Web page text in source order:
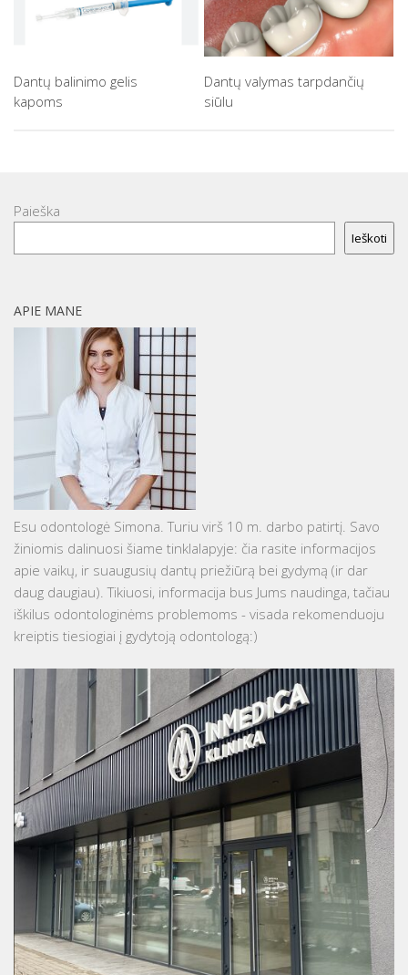
Dantų balinimo gelis
kapoms
Dantų valymas tarpdančių
siūlu
Paieška
Ieškoti
APIE MANE
Esu odontologė Simona. Turiu virš 10 m. darbo patirtį. Savo
žiniomis dalinuosi šiame tinklalapyje: čia rasite informacijos
apie vaikų, ir suaugusių dantų priežiūrą bei gydymą (ir dar
daug daugiau). Tikiuosi, informacija bus Jums naudinga, tačiau
iškilus odontologinėms problemoms - visada rekomenduoju
kreiptis tiesiogiai į gydytoją odontologą:)